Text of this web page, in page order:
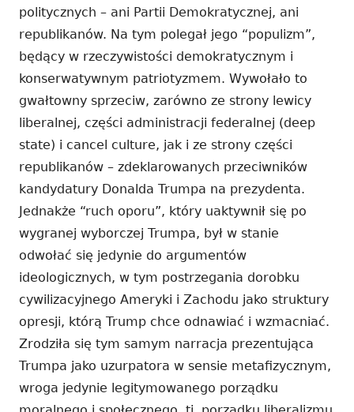
politycznych – ani Partii Demokratycznej, ani
republikanów. Na tym polegał jego “populizm”,
będący w rzeczywistości demokratycznym i
konserwatywnym patriotyzmem. Wywołało to
gwałtowny sprzeciw, zarówno ze strony lewicy
liberalnej, części administracji federalnej (deep
state) i cancel culture, jak i ze strony części
republikanów – zdeklarowanych przeciwników
kandydatury Donalda Trumpa na prezydenta.
Jednakże “ruch oporu”, który uaktywnił się po
wygranej wyborczej Trumpa, był w stanie
odwołać się jedynie do argumentów
ideologicznych, w tym postrzegania dorobku
cywilizacyjnego Ameryki i Zachodu jako struktury
opresji, którą Trump chce odnawiać i wzmacniać.
Zrodziła się tym samym narracja prezentująca
Trumpa jako uzurpatora w sensie metafizycznym,
wroga jedynie legitymowanego porządku